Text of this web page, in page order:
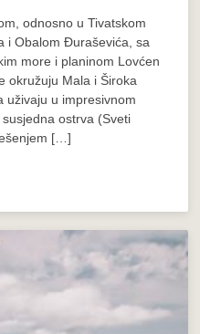
odnosno u Tivatskom
i Obalom Đuraševića, sa
more i planinom Lovćen
okružuju Mala i Široka
uživaju u impresivnom
ostrva (Sveti
[…]